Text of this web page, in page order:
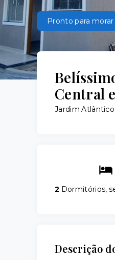
Pronto para morar
Central
Jardim
2 Dormitórios,
Descrição